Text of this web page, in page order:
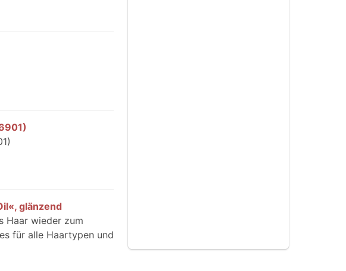
glänzend
Haar wieder zum
für alle Haartypen und